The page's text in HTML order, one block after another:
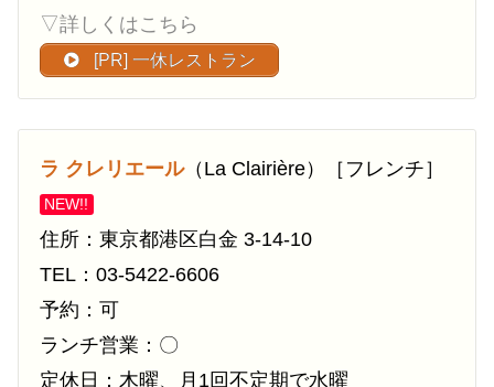
▽詳しくはこちら
[PR] 一休レストラン
ラ クレリエール（La Clairière）［フレンチ］
NEW!!
住所：東京都港区白金 3-14-10
TEL：03-5422-6606
予約：可
ランチ営業：〇
定休日：木曜、月1回不定期で水曜